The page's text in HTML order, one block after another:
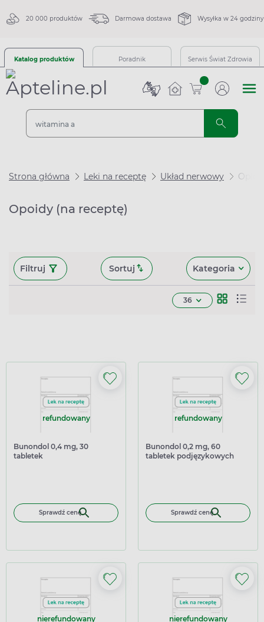
20 000 produktów Darmowa dostawa Wysyłka w 24 godziny
Katalog produktów Poradnik Serwis Świat Zdrowia
sztuk
Strona główna Leki na receptę Układ nerwowy
Opoidy (na receptę)
Filtruj Sortuj Kategoria
36
refundowany
Bunondol 0,4 mg, 30
tabletek
Sprawdź cenę
refundowany
Bunondol 0,2 mg, 60
tabletek podjęzykowych
Sprawdź cenę
nierefundowany nierefundowany